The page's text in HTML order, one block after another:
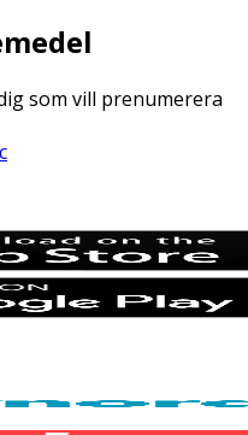
som vill prenumerera